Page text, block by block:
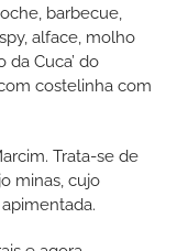
barbecue,
alface, molho
da Cuca’ do
costelinha com
Trata-se de
minas, cujo